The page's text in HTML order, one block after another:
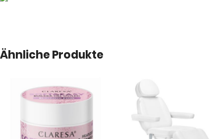
Ähnliche Produkte